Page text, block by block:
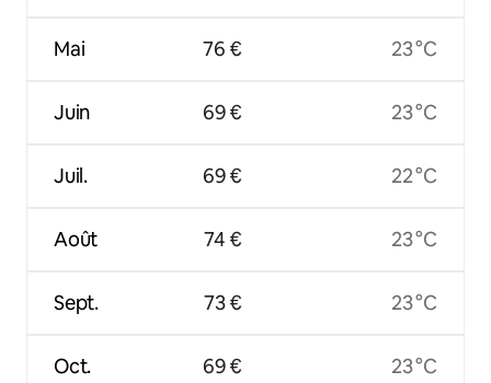
Mai
Juin
Juil.
Août
Sept.
Oct.
76 €
69 €
69 €
74 €
73 €
69 €
23 °C
23 °C
22 °C
23 °C
23 °C
23 °C